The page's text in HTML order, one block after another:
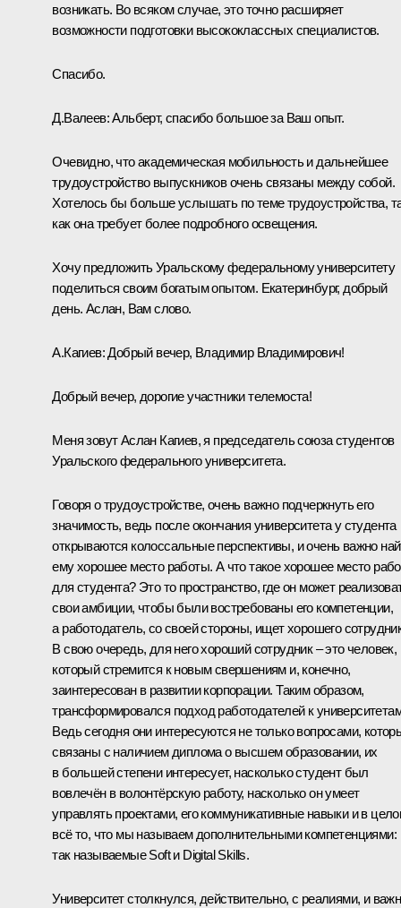
возникать. Во всяком случае, это точно расширяет
возможности подготовки высококлассных специалистов.
Спасибо.
Д.Валеев:Альберт, спасибо большое за Ваш опыт.
Очевидно, что академическая мобильность и дальнейшее
трудоустройство выпускников очень связаны между собой.
Хотелось бы больше услышать по теме трудоустройства,
как она требует более подробного освещения.
Хочу предложить Уральскому федеральному университету
поделиться своим богатым опытом. Екатеринбург, добрый
день. Аслан, Вам слово.
А.Кагиев:Добрый вечер, Владимир Владимирович!
Добрый вечер, дорогие участники телемоста!
Меня зовут Аслан Кагиев, я председатель союза студентов
Уральского федерального университета.
Говоря о трудоустройстве, очень важно подчеркнуть его
значимость, ведь после окончания университета у студента
открываются колоссальные перспективы, и очень важно
ему хорошее место работы. А что такое хорошее место
для студента? Это то пространство, где он может
свои амбиции, чтобы были востребованы его компетенции,
а работодатель, со своей стороны, ищет хорошего
В свою очередь, для него хороший сотрудник – это человек,
который стремится к новым свершениям и, конечно,
заинтересован в развитии корпорации. Таким образом,
трансформировался подход работодателей к
Ведь сегодня они интересуются не только вопросами,
связаны с наличием диплома о высшем образовании, их
в большей степени интересует, насколько студент был
вовлечён в волонтёрскую работу, насколько он умеет
управлять проектами, его коммуникативные навыки и в
всё то, что мы называем дополнительными компетенциями:
так называемые Soft и Digital Skills.
Университет столкнулся, действительно, с реалиями, и